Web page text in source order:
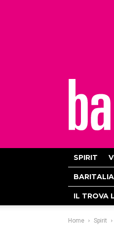
SPIRIT
BARITALIA
IL TROVA
Home Spirit